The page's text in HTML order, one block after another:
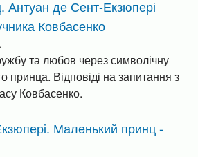
Антуан де Сент-Екзюпері
Ковбасенко
та любов через символічну
принца. Відповіді на запитання з
Ковбасенко.
Маленький принц -